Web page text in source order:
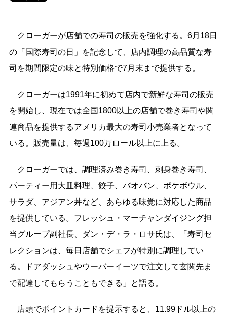
クローガーが店舗での寿司の販売を強化する。6月18日
の「国際寿司の日」を記念して、店内調理の高品質な寿
司を期間限定の味と特別価格で7月末まで提供する。
クローガーは1991年に初めて店内で新鮮な寿司の販売
を開始し、現在では全国1800以上の店舗で巻き寿司や関
連商品を提供するアメリカ最大の寿司小売業者となって
いる。販売量は、毎週100万ロール以上に上る。
クローガーでは、調理済み巻き寿司、刺身巻き寿司、
パーティー用大皿料理、餃子、バオバン、ポケボウル、
サラダ、アジアン丼など、あらゆる味覚に対応した商品
を提供している。フレッシュ・マーチャンダイジング担
当グループ副社長、ダン・デ・ラ・ロサ氏は、「寿司セ
レクションは、毎日店舗でシェフが特別に調理してい
る。ドアダッシュやウーバーイーツで注文して玄関先ま
で配達してもらうこともできる」と語る。
店頭でポイントカードを提示すると、11.99ドル以上の